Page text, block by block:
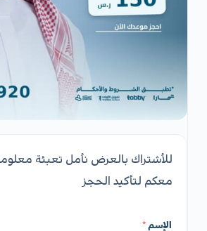
للأشتراك بالعرض نأمل تعبئة
معكم لتأكيد الحجز
الإسم *